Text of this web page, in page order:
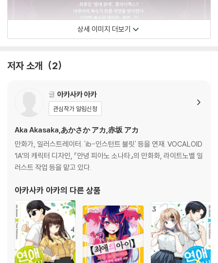
상세 이미지 더보기
저자 소개 2
글 아카사카 아카
관심작가 알림신청
Aka Akasaka,あかさか アカ,赤坂 アカ
만화가, 일러스트레이터. 'ib-인스턴트 불릿' 등을 연재. VOCALOID
‘IA’의 캐릭터 디자인, 『안녕 피아노 소나타』의 만화화, 라이트노벨 일
러스트 작업 등을 맡고 있다.
아카사카 아카의 다른 상품